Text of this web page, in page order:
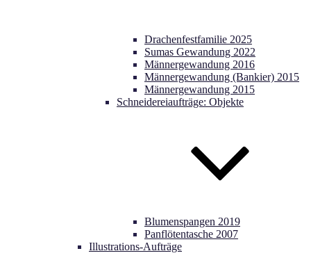
Drachenfestfamilie 2025
Sumas Gewandung 2022
Männergewandung 2016
Männergewandung (Bankier) 2015
Männergewandung 2015
Schneidereiaufträge: Objekte
Blumenspangen 2019
Panflötentasche 2007
Illustrations-Aufträge